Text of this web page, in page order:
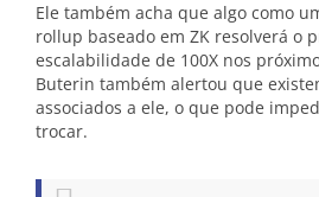
Ele também acha que algo como
rollup baseado em ZK resolverá o
escalabilidade de 100X nos
Buterin também alertou que
associados a ele, o que pode
trocar.